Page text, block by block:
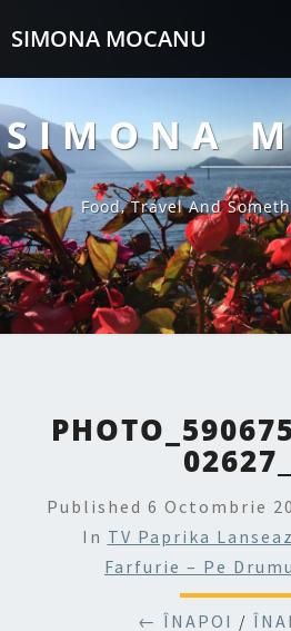
SIMONA MOCANU
SIMONA
Food, Travel And
Published 6 Octombrie
In TV Paprika
Farfurie – Pe
← ÎNAPOI /